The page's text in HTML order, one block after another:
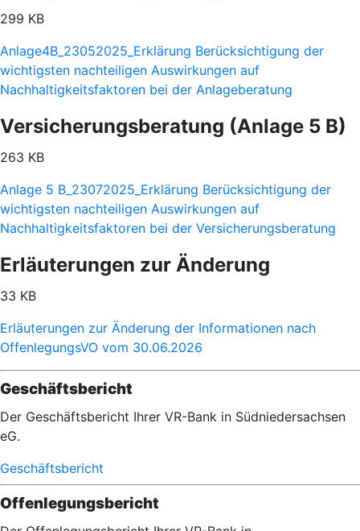
299 KB
Anlage4B_23052025_Erklärung Berücksichtigung der
wichtigsten nachteiligen Auswirkungen auf
Nachhaltigkeitsfaktoren bei der Anlageberatung
Versicherungsberatung (Anlage 5 B)
263 KB
Anlage 5 B_23072025_Erklärung Berücksichtigung der
wichtigsten nachteiligen Auswirkungen auf
Nachhaltigkeitsfaktoren bei der Versicherungsberatung
Erläuterungen zur Änderung
33 KB
Erläuterungen zur Änderung der Informationen nach
OffenlegungsVO vom 30.06.2026
Geschäftsbericht
Der Geschäftsbericht Ihrer VR-Bank in Südniedersachsen
eG.
Geschäftsbericht
Offenlegungsbericht